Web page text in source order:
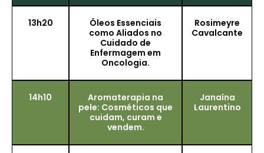
13h20
Óleos Essenciais
como Aliados no
Cuidado de
Enfermagem em
Oncologia.
Rosimeyre
Cavalcante
14h10
Aromaterapia na
pele: Cosméticos que
cuidam, curam e
vendem.
Janaína
Laurentino